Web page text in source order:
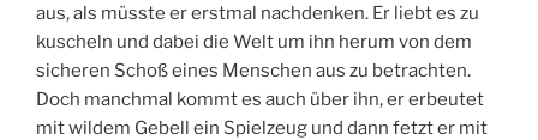
aus, als müsste er erstmal nachdenken. Er liebt es zu
kuscheln und dabei die Welt um ihn herum von dem
sicheren Schoß eines Menschen aus zu betrachten.
Doch manchmal kommt es auch über ihn, er erbeutet
mit wildem Gebell ein Spielzeug und dann fetzt er mit